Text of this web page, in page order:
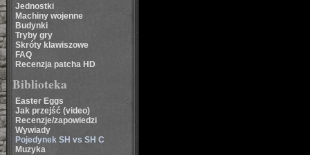
Jednostki
Machiny wojenne
Budynki
Tryby gry
Skróty klawiszowe
FAQ
Recenzja patcha HD
Biblioteka
Easter Eggs
Jak przejść (video)
Recenzje/zapowiedzi
Wywiady
Pojedynek SH vs SH C
Muzyka